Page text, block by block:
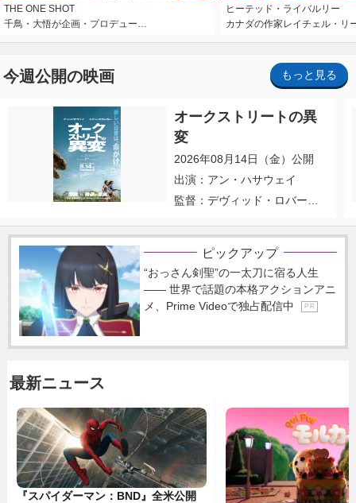
THE ONE SHOT
千鳥・大悟が企画・プロデュー…
ヒーテッド・ライバルリー
カナダの作家レイチェル・リ
今週公開の映画 もっと見る
オークストリートの異
変
2026年08月14日（金）公開
出演：アン・ハサウェイ
監督：デヴィッド・ロバー
ピックアップ
“おっさん剣聖”の一太刀に宿る人生
―― 世界で話題の本格アクションアニ
メ、Prime Videoで独占配信中
P R
最新ニュース
『スパイダーマン：BND』全米公開